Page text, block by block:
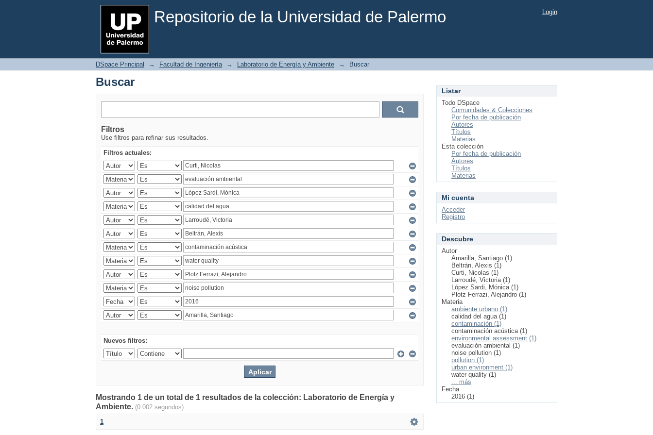
Repositorio de la Universidad de Palermo
Buscar Login
DSpace Principal → Facultad de Ingeniería → Laboratorio de Energía y Ambiente → Buscar
Buscar
Filtros
Use filtros para refinar sus resultados.
Filtros actuales:
Nuevos filtros:
Mostrando 1 de un total de 1 resultados de la colección: Laboratorio de Energía y
Ambiente. (0.002 segundos)
1
Listar
Todo DSpace
Comunidades & Colecciones
Por fecha de publicación
Autores
Títulos
Materias
Esta colección
Por fecha de publicación
Autores
Títulos
Materias
Mi cuenta
Acceder
Registro
Descubre
Autor
Amarilla, Santiago (1)
Beltrán, Alexis (1)
Curti, Nicolas (1)
Larroudé, Victoria (1)
López Sardi, Mónica (1)
Plotz Ferrazi, Alejandro (1)
Materia
ambiente urbano (1)
calidad del agua (1)
contaminación (1)
contaminación acústica (1)
environmental assessment (1)
evaluación ambiental (1)
noise pollution (1)
pollution (1)
urban environment (1)
water quality (1)
... más
Fecha
2016 (1)